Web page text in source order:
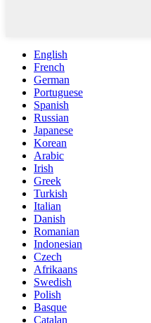
English
French
German
Portuguese
Spanish
Russian
Japanese
Korean
Arabic
Irish
Greek
Turkish
Italian
Danish
Romanian
Indonesian
Czech
Afrikaans
Swedish
Polish
Basque
Catalan